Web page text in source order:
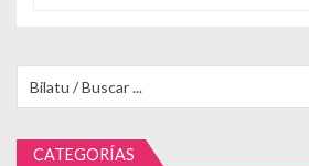
CATEGORÍAS